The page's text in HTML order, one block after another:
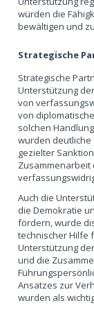
würden die
bewältigen und
Strategische
Strategische
Unterstützung
von
von
solchen
wurden deutliche
gezielter
Zusammenarbeit
Auch die
die Demokratie
fördern, wurde
technischer Hilfe
Unterstützung
und die
Ansatzes zur
wurden als